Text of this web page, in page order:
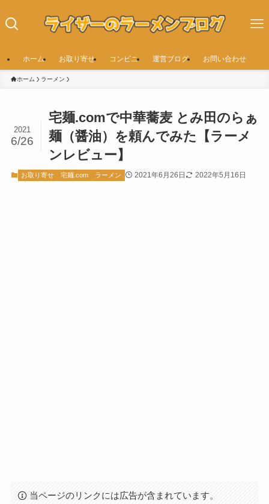
ホーム お取り寄せ コンビニ 運営ブログ お問い合わせ
ホーム ラーメン
宅麺.comで中華蕎麦 とみ田のらぁ
麺（醤油）を頼んでみた【ラーメ
ンレビュー】
2021
6/26
お取り寄せ 宅麺.com ラーメン 2021年6月26日 2022年5月16日
当ページのリンクには広告が含まれています。